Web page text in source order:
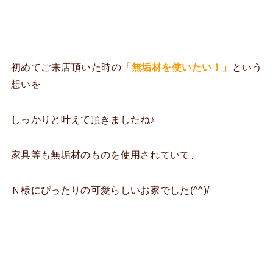
初めてご来店頂いた時の 「無垢材を使いたい！」
という
想いを
しっかりと叶えて頂きましたね♪
家具等も無垢材のものを使用されていて、
Ｎ様にぴったりの可愛らしいお家でした(^^)/